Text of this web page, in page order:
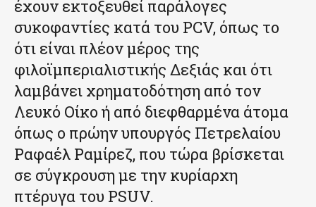
έχουν εκτοξευθεί παράλογες
συκοφαντίες κατά του PCV, όπως το
ότι είναι πλέον μέρος της
φιλοϊμπεριαλιστικής Δεξιάς και ότι
λαμβάνει χρηματοδότηση από τον
Λευκό Οίκο ή από διεφθαρμένα άτομα
όπως ο πρώην υπουργός Πετρελαίου
Ραφαέλ Ραμίρεζ, που τώρα βρίσκεται
σε σύγκρουση με την κυρίαρχη
πτέρυγα του PSUV.